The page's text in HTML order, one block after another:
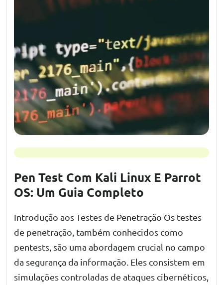
Pen Test Com Kali Linux E Parrot
OS: Um Guia Completo
Introdução aos Testes de Penetração Os testes
de penetração, também conhecidos como
pentests, são uma abordagem crucial no campo
da segurança da informação. Eles consistem em
simulações controladas de ataques cibernéticos,